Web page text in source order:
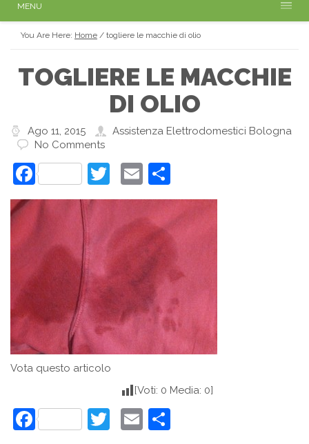
MENU
You Are Here: Home / togliere le macchie di olio
TOGLIERE LE MACCHIE
DI OLIO
Ago 11, 2015
Assistenza Elettrodomestici Bologna
No Comments
FacebookTwitter
Email
Vota questo articolo
[Voti: 0 Media: 0]
FacebookTwitter
Email